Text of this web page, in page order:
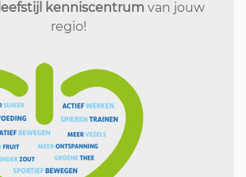
leefstijl kenniscentrum van jouw
regio!